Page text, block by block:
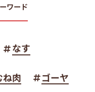
ワード
なす
ね肉 ゴーヤ